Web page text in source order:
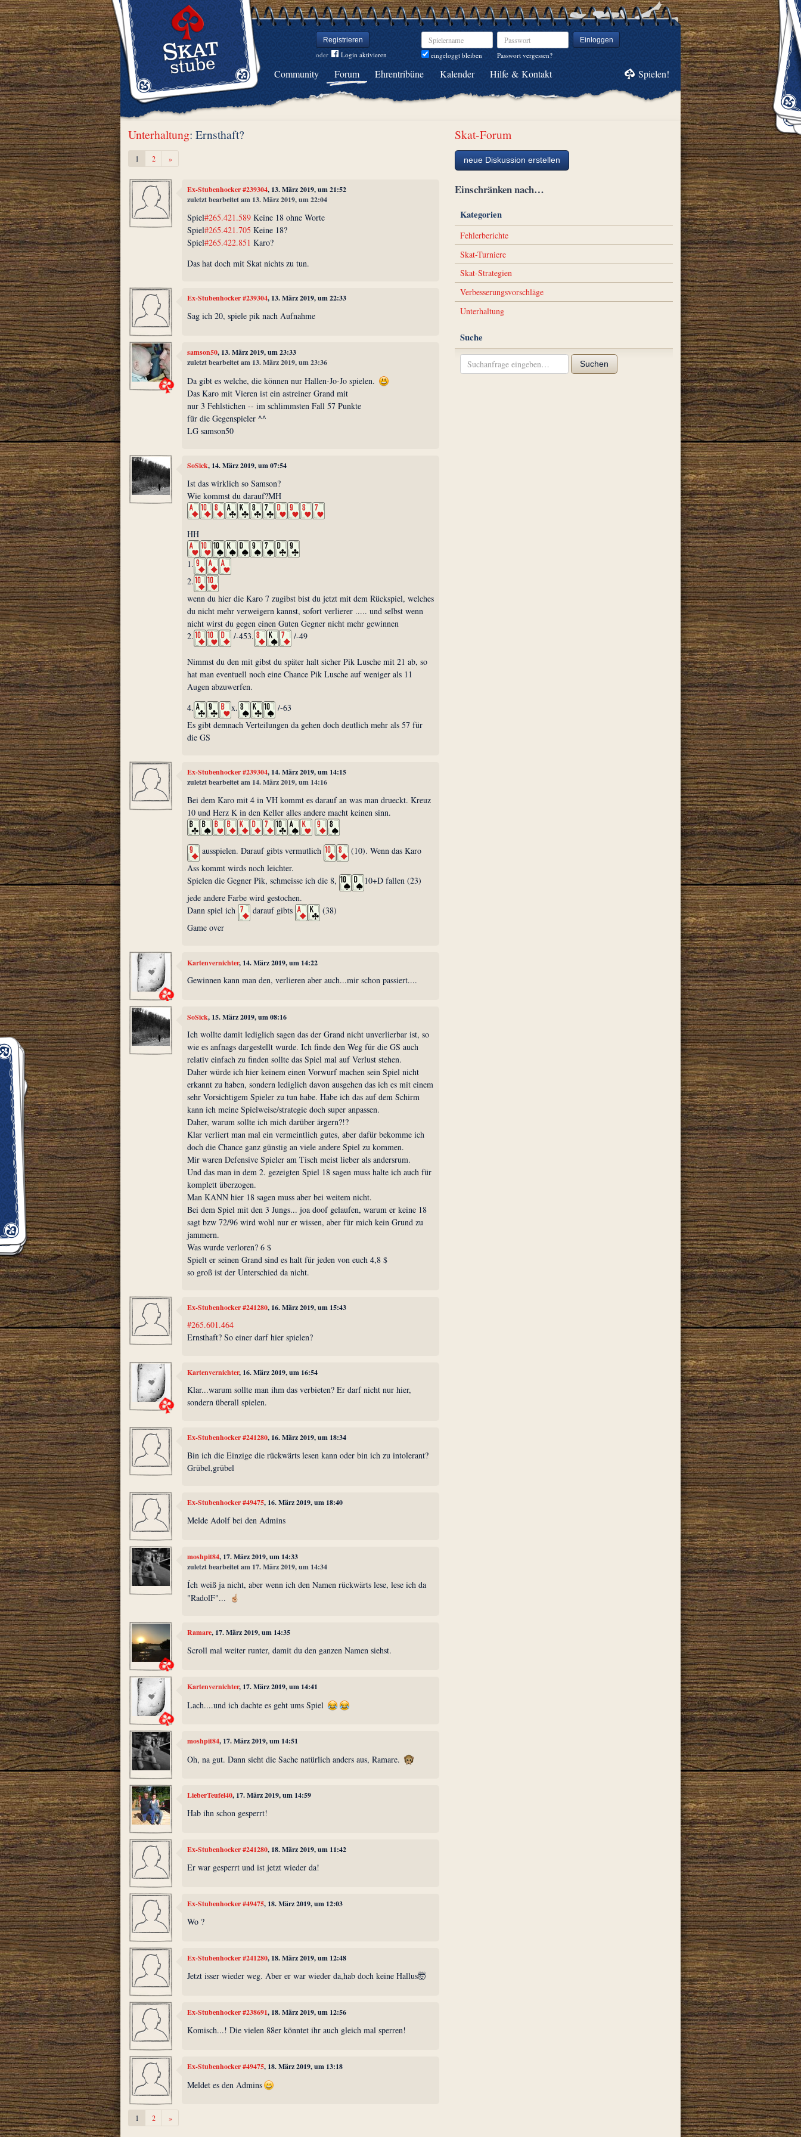
Registrieren
oder Login aktivieren
Spielername
eingeloggt bleiben
Passwort Einloggen
Passwort vergessen?
Community Forum Ehrentribüne Kalender Hilfe & Kontakt Spielen!
Unterhaltung: Ernsthaft?
1 2 »Weiter
Ex-Stubenhocker #239304, 13. März 2019, um 21:52
zuletzt bearbeitet am 13. März 2019, um 22:04
Spiel#265.421.589 Keine 18 ohne Worte
Spiel#265.421.705 Keine 18?
Spiel#265.422.851 Karo?
Das hat doch mit Skat nichts zu tun.
Ex-Stubenhocker #239304, 13. März 2019, um 22:33
Sag ich 20, spiele pik nach Aufnahme
samson50, 13. März 2019, um 23:33
zuletzt bearbeitet am 13. März 2019, um 23:36
Da gibt es welche, die können nur Hallen-Jo-Jo spielen.
Das Karo mit Vieren ist ein astreiner Grand mit
nur 3 Fehlstichen -- im schlimmsten Fall 57 Punkte
für die Gegenspieler ^^
LG samson50
SoSick, 14. März 2019, um 07:54
Ist das wirklich so Samson?
Wie kommst du darauf?MH
HH
1.
2.
wenn du hier die Karo 7 zugibst bist du jetzt mit dem Rückspiel, welches
du nicht mehr verweigern kannst, sofort verlierer ..... und selbst wenn
nicht wirst du gegen einen Guten Gegner nicht mehr gewinnen
2.
/-453. /-49
Nimmst du den mit gibst du später halt sicher Pik Lusche mit 21 ab, so
hat man eventuell noch eine Chance Pik Lusche auf weniger als 11
Augen abzuwerfen.
4.
x.
/-63
Es gibt demnach Verteilungen da gehen doch deutlich mehr als 57 für
die GS
Ex-Stubenhocker #239304, 14. März 2019, um 14:15
zuletzt bearbeitet am 14. März 2019, um 14:16
Bei dem Karo mit 4 in VH kommt es darauf an was man drueckt. Kreuz
10 und Herz K in den Keller alles andere macht keinen sinn.
ausspielen. Darauf gibts vermutlich
(10). Wenn das Karo
Ass kommt wirds noch leichter.
Spielen die Gegner Pik, schmeisse ich die 8,
10+D fallen (23)
jede andere Farbe wird gestochen.
Dann spiel ich
darauf gibts
(38)
Game over
Kartenvernichter, 14. März 2019, um 14:22
Gewinnen kann man den, verlieren aber auch...mir schon passiert....
SoSick, 15. März 2019, um 08:16
Ich wollte damit lediglich sagen das der Grand nicht unverlierbar ist, so
wie es anfnags dargestellt wurde. Ich finde den Weg für die GS auch
relativ einfach zu finden sollte das Spiel mal auf Verlust stehen.
Daher würde ich hier keinem einen Vorwurf machen sein Spiel nicht
erkannt zu haben, sondern lediglich davon ausgehen das ich es mit einem
sehr Vorsichtigem Spieler zu tun habe. Habe ich das auf dem Schirm
kann ich meine Spielweise/strategie doch super anpassen.
Daher, warum sollte ich mich darüber ärgern?!?
Klar verliert man mal ein vermeintlich gutes, aber dafür bekomme ich
doch die Chance ganz günstig an viele andere Spiel zu kommen.
Mir waren Defensive Spieler am Tisch meist lieber als andersrum.
Und das man in dem 2. gezeigten Spiel 18 sagen muss halte ich auch für
komplett überzogen.
Man KANN hier 18 sagen muss aber bei weitem nicht.
Bei dem Spiel mit den 3 Jungs... joa doof gelaufen, warum er keine 18
sagt bzw 72/96 wird wohl nur er wissen, aber für mich kein Grund zu
jammern.
Was wurde verloren? 6 $
Spielt er seinen Grand sind es halt für jeden von euch 4,8 $
so groß ist der Unterschied da nicht.
Ex-Stubenhocker #241280, 16. März 2019, um 15:43
#265.601.464
Ernsthaft? So einer darf hier spielen?
Kartenvernichter, 16. März 2019, um 16:54
Klar...warum sollte man ihm das verbieten? Er darf nicht nur hier,
sondern überall spielen.
Ex-Stubenhocker #241280, 16. März 2019, um 18:34
Bin ich die Einzige die rückwärts lesen kann oder bin ich zu intolerant?
Grübel,grübel
Ex-Stubenhocker #49475, 16. März 2019, um 18:40
Melde Adolf bei den Admins
moshpit84, 17. März 2019, um 14:33
zuletzt bearbeitet am 17. März 2019, um 14:34
Ích weiß ja nicht, aber wenn ich den Namen rückwärts lese, lese ich da
"RadolF"...
Ramare, 17. März 2019, um 14:35
Scroll mal weiter runter, damit du den ganzen Namen siehst.
Kartenvernichter, 17. März 2019, um 14:41
Lach....und ich dachte es geht ums Spiel
moshpit84, 17. März 2019, um 14:51
Oh, na gut. Dann sieht die Sache natürlich anders aus, Ramare.
LieberTeufel40, 17. März 2019, um 14:59
Hab ihn schon gesperrt!
Ex-Stubenhocker #241280, 18. März 2019, um 11:42
Er war gesperrt und ist jetzt wieder da!
Ex-Stubenhocker #49475, 18. März 2019, um 12:03
Wo ?
Ex-Stubenhocker #241280, 18. März 2019, um 12:48
Jetzt isser wieder weg. Aber er war wieder da,hab doch keine Hallus🤯
Ex-Stubenhocker #238691, 18. März 2019, um 12:56
Komisch...! Die vielen 88er könntet ihr auch gleich mal sperren!
Ex-Stubenhocker #49475, 18. März 2019, um 13:18
Meldet es den Admins
1 2 »Weiter
Skat-Forum
neue Diskussion erstellen
Einschränken nach…
Kategorien
Fehlerberichte
Skat-Turniere
Skat-Strategien
Verbesserungsvorschläge
Unterhaltung
Suche
Suchen